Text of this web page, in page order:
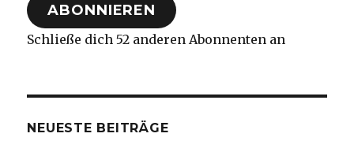
ABONNIEREN
Schließe dich 52 anderen Abonnenten an
NEUESTE BEITRÄGE